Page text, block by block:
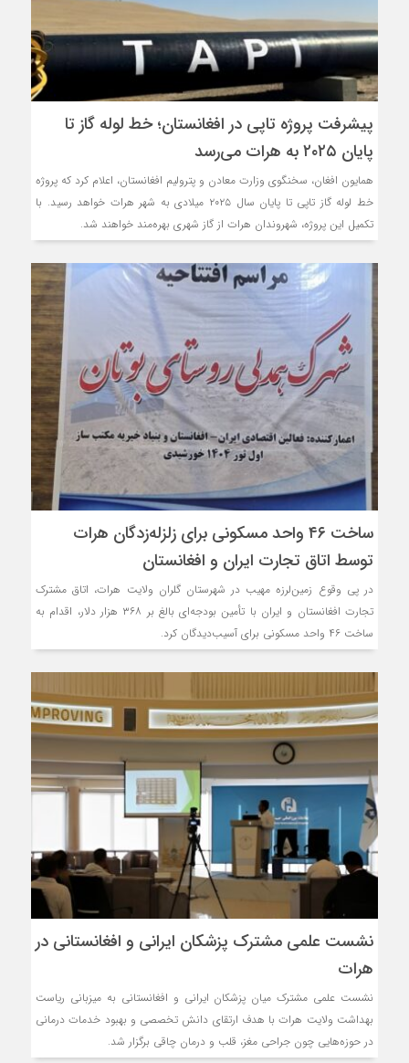
پیشرفت پروژه تاپی در افغانستان؛ خط لوله گاز تا
پایان ۲۰۲۵ به هرات می‌رسد
همایون افغان، سخنگوی وزارت معادن و پترولیم افغانستان، اعلام کرد که پروژه
خط لوله گاز تاپی تا پایان سال ۲۰۲۵ میلادی به شهر هرات خواهد رسید. با
تکمیل این پروژه، شهروندان هرات از گاز شهری بهره‌مند خواهند شد.
ساخت ۴۶ واحد مسکونی برای زلزله‌زدگان هرات
توسط اتاق تجارت ایران و افغانستان
در پی وقوع زمین‌لرزه مهیب در شهرستان گلران ولایت هرات، اتاق مشترک
تجارت افغانستان و ایران با تأمین بودجه‌ای بالغ بر ۳۶۸ هزار دلار، اقدام به
ساخت ۴۶ واحد مسکونی برای آسیب‌دیدگان کرد.
نشست علمی مشترک پزشکان ایرانی و افغانستانی در
هرات
نشست علمی مشترک میان پزشکان ایرانی و افغانستانی به میزبانی ریاست
بهداشت ولایت هرات با هدف ارتقای دانش تخصصی و بهبود خدمات درمانی
در حوزه‌هایی چون جراحی مغز، قلب و درمان چاقی برگزار شد.